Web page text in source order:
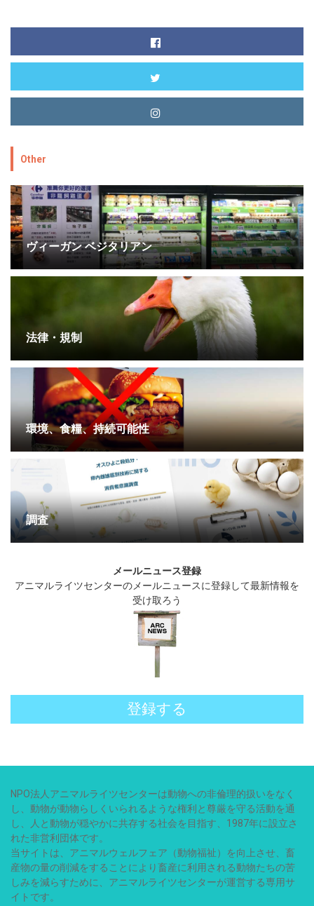
Other
ヴィーガン ベジタリアン
法律・規制
環境、食糧、持続可能性
調査
メールニュース登録
アニマルライツセンターのメールニュースに登録して最新情報を
受け取ろう
登録する
NPO法人アニマルライツセンターは動物への非倫理的扱いをなく
し、動物が動物らしくいられるような権利と尊厳を守る活動を通
し、人と動物が穏やかに共存する社会を目指す、1987年に設立さ
れた非営利団体です。
当サイトは、アニマルウェルフェア（動物福祉）を向上させ、畜
産物の量の削減をすることにより畜産に利用される動物たちの苦
しみを減らすために、アニマルライツセンターが運営する専用サ
イトです。